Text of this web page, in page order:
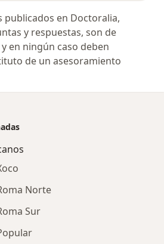
publicados en Doctoralia,
y respuestas, son de
en ningún caso deben
de un asesoramiento
Norte
Sur